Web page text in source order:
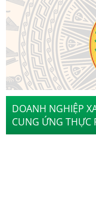
DOANH NGHIỆP
CUNG ỨNG THỰC